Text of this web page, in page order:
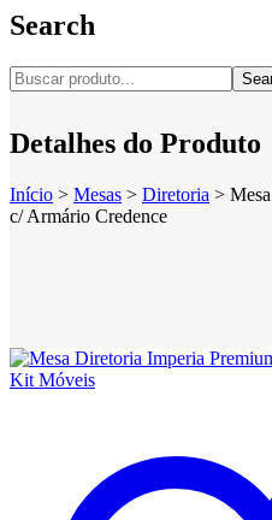
Search
Detalhes do Produto
Início > Mesas > Diretoria >
c/ Armário Credence